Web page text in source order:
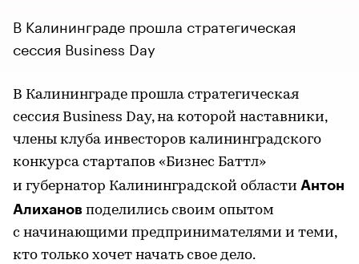
В Калининграде прошла стратегическая
сессия Business Day
В Калининграде прошла стратегическая
сессия Business Day, на которой наставники,
члены клуба инвесторов калининградского
конкурса стартапов «Бизнес Баттл»
и губернатор Калининградской области Антон
Алиханов поделились своим опытом
с начинающими предпринимателями и теми,
кто только хочет начать свое дело.